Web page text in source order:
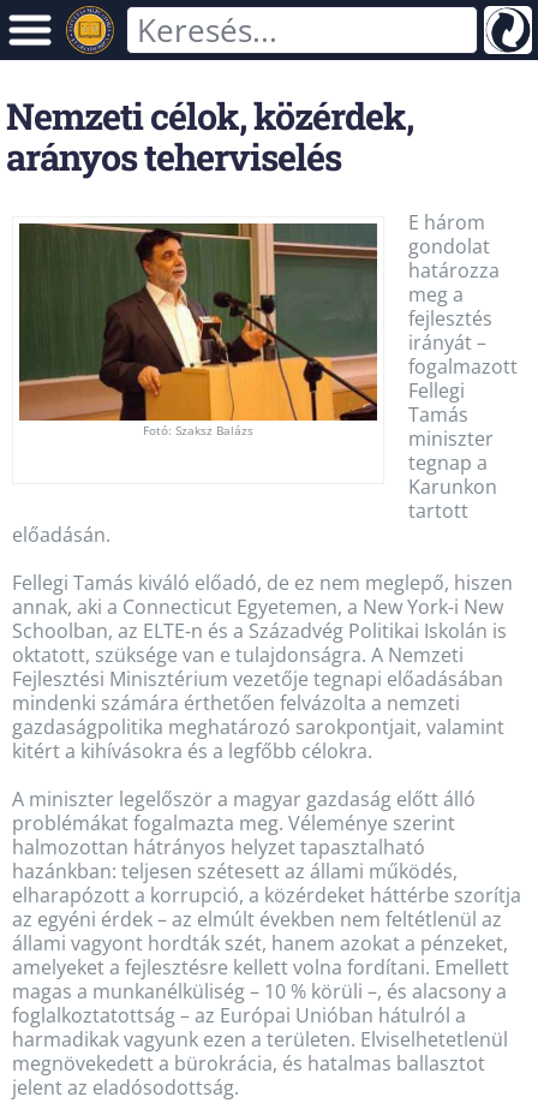
Nemzeti célok, közérdek,
arányos teherviselés
Fotó: Szaksz Balázs
E három
gondolat
határozza
meg a
fejlesztés
irányát –
fogalmazott
Fellegi
Tamás
miniszter
tegnap a
Karunkon
tartott
előadásán.
Fellegi Tamás kiváló előadó, de ez nem meglepő, hiszen
annak, aki a Connecticut Egyetemen, a New York-i New
Schoolban, az ELTE-n és a Századvég Politikai Iskolán is
oktatott, szüksége van e tulajdonságra. A Nemzeti
Fejlesztési Minisztérium vezetője tegnapi előadásában
mindenki számára érthetően felvázolta a nemzeti
gazdaságpolitika meghatározó sarokpontjait, valamint
kitért a kihívásokra és a legfőbb célokra.
A miniszter legelőször a magyar gazdaság előtt álló
problémákat fogalmazta meg. Véleménye szerint
halmozottan hátrányos helyzet tapasztalható
hazánkban: teljesen szétesett az állami működés,
elharapózott a korrupció, a közérdeket háttérbe szorítja
az egyéni érdek – az elmúlt években nem feltétlenül az
állami vagyont hordták szét, hanem azokat a pénzeket,
amelyeket a fejlesztésre kellett volna fordítani. Emellett
magas a munkanélküliség – 10 % körüli –, és alacsony a
foglalkoztatottság – az Európai Unióban hátulról a
harmadikak vagyunk ezen a területen. Elviselhetetlenül
megnövekedett a bürokrácia, és hatalmas ballasztot
jelent az eladósodottság.